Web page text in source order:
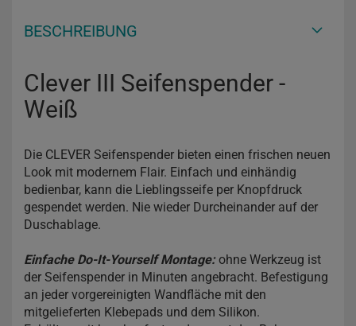
BESCHREIBUNG
Clever III Seifenspender -
Weiß
Die CLEVER Seifenspender bieten einen frischen neuen
Look mit modernem Flair. Einfach und einhändig
bedienbar, kann die Lieblingsseife per Knopfdruck
gespendet werden. Nie wieder Durcheinander auf der
Duschablage.
Einfache Do-It-Yourself Montage:ohne Werkzeug ist
der Seifenspender in Minuten angebracht. Befestigung
an jeder vorgereinigten Wandfläche mit den
mitgelieferten Klebepads und dem Silikon.